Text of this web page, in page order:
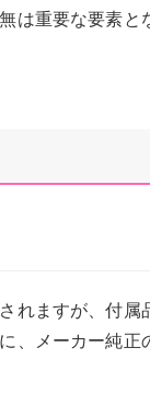
は重要な要素と
れますが、付属
、メーカー純正